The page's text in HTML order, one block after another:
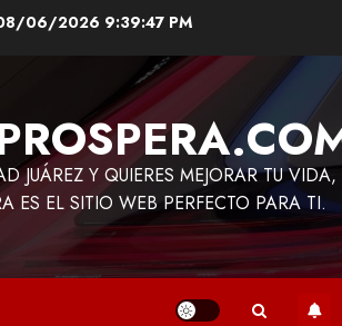
06/2026 9:39:47 PM
JUÁREZ Y QUIERES MEJORAR TU VIDA,
ES EL SITIO WEB PERFECTO PARA TI.